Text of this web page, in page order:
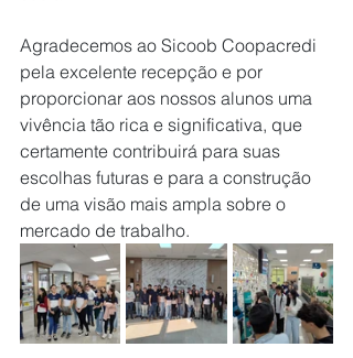
Agradecemos ao Sicoob Coopacredi
pela excelente recepção e por
proporcionar aos nossos alunos uma
vivência tão rica e significativa, que
certamente contribuirá para suas
escolhas futuras e para a construção
de uma visão mais ampla sobre o
mercado de trabalho.